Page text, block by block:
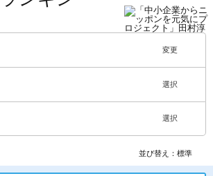
変更
選択
選択
並び替え：標準